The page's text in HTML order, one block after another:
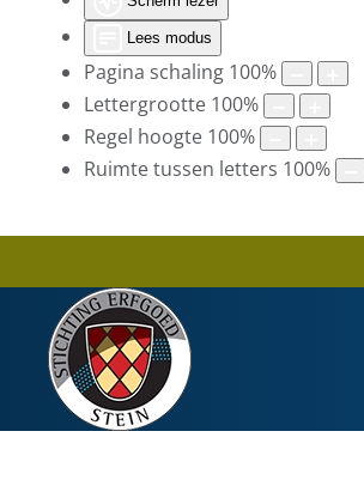
Lees modus
Pagina schaling 100%
Lettergrootte 100%
Regel hoogte 100%
Ruimte tussen letters 100%